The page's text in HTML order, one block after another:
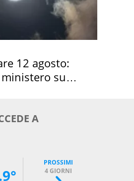
12 agosto:
su